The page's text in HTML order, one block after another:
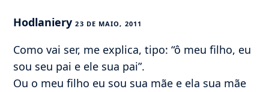
Hodlaniery23 DE MAIO, 2011
Como vai ser, me explica, tipo: “ô meu filho, eu
sou seu pai e ele sua pai”.
Ou o meu filho eu sou sua mãe e ela sua mãe